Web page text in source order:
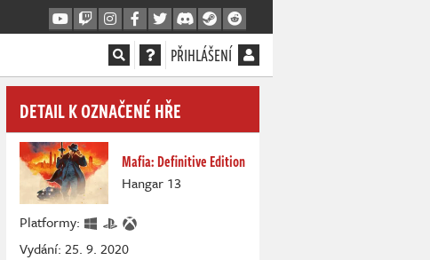
PŘIHLÁŠENÍ
DETAIL K OZNAČENÉ HŘE
Mafia: Definitive Edition
Hangar 13
Platformy:
Vydání: 25. 9. 2020